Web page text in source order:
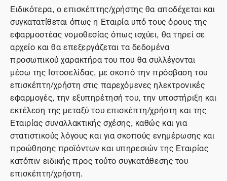
Ειδικότερα, ο επισκέπτης/χρήστης θα αποδέχεται και
συγκατατίθεται όπως η Εταιρία υπό τους όρους της
εφαρμοστέας νομοθεσίας όπως ισχύει, θα τηρεί σε
αρχείο και θα επεξεργάζεται τα δεδομένα
προσωπικού χαρακτήρα του που θα συλλέγονται
μέσω της Ιστοσελίδας, με σκοπό την πρόσβαση του
επισκέπτη/χρήστη στις παρεχόμενες ηλεκτρονικές
εφαρμογές, την εξυπηρέτησή του, την υποστήριξη και
εκτέλεση της μεταξύ του επισκέπτη/χρήστη και της
Εταιρίας συναλλακτικής σχέσης, καθώς και για
στατιστικούς λόγους και για σκοπούς ενημέρωσης και
προώθησης προϊόντων και υπηρεσιών της Εταιρίας
κατόπιν ειδικής προς τούτο συγκατάθεσης του
επισκέπτη/χρήστη.